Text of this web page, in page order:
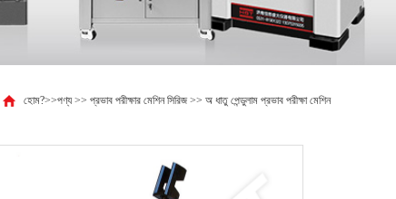
হোম?>>পণ্য>> প্রভাব পরীক্ষার মেশিন সিরিজ>> অ ধাতু পেন্ডুলাম প্রভাব পরীক্ষা মেশিন